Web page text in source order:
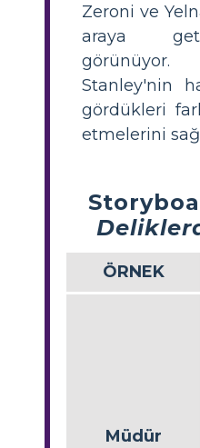
Zeroni ve
araya
görünüyor.
Stanley'nin
gördükleri
etmelerini
ÖRNEK
Müdür